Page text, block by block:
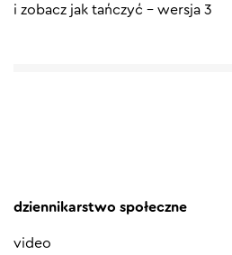
i zobacz jak tańczyć – wersja 3
dziennikarstwo społeczne
video